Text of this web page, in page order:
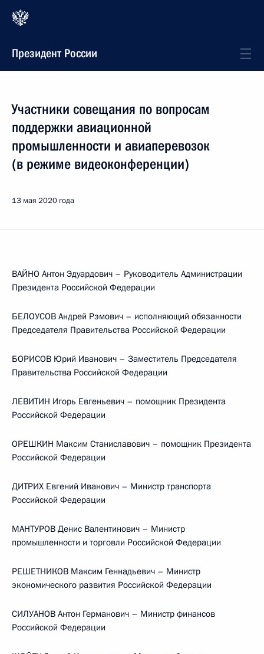
Президент России
Участники совещания по вопросам
поддержки авиационной
промышленности и авиаперевозок
(в режиме видеоконференции)
13 мая 2020 года
ВАЙНО Антон Эдуардович – Руководитель Администрации
Президента Российской Федерации
БЕЛОУСОВ Андрей Рэмович – исполняющий обязанности
Председателя Правительства Российской Федерации
БОРИСОВ Юрий Иванович – Заместитель Председателя
Правительства Российской Федерации
ЛЕВИТИН Игорь Евгеньевич – помощник Президента
Российской Федерации
ОРЕШКИН Максим Станиславович – помощник Президента
Российской Федерации
ДИТРИХ Евгений Иванович – Министр транспорта
Российской Федерации
МАНТУРОВ Денис Валентинович – Министр
промышленности и торговли Российской Федерации
РЕШЕТНИКОВ Максим Геннадьевич – Министр
экономического развития Российской Федерации
СИЛУАНОВ Антон Германович – Министр финансов
Российской Федерации